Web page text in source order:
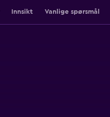
Innsikt Vanlige spørsmål